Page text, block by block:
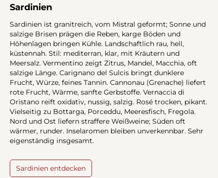
Sardinien
Sardinien ist granitreich, vom Mistral geformt; Sonne und
salzige Brisen prägen die Reben, karge Böden und
Höhenlagen bringen Kühle. Landschaftlich rau, hell,
küstennah. Stil: mediterran, klar, mit Kräutern und
Meersalz. Vermentino zeigt Zitrus, Mandel, Macchia, oft
salzige Länge. Carignano del Sulcis bringt dunklere
Frucht, Würze, feines Tannin. Cannonau (Grenache) liefert
rote Frucht, Wärme, sanfte Gerbstoffe. Vernaccia di
Oristano reift oxidativ, nussig, salzig. Rosé trocken, pikant.
Vielseitig zu Bottarga, Porceddu, Meeresfisch, Fregola.
Nord und Ost liefern straffere Weißweine; Süden oft
wärmer, runder. Inselaromen bleiben unverkennbar. Sehr
eigenständig insgesamt.
Sardinien entdecken